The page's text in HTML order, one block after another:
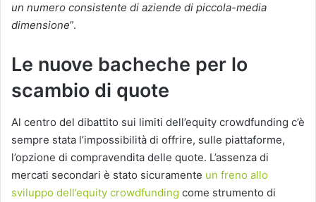
un numero consistente di aziende di piccola-media
dimensione”.
Le nuove bacheche per lo
scambio di quote
Al centro del dibattito sui limiti dell’equity crowdfunding c’è
sempre stata l’impossibilità di offrire, sulle piattaforme,
l’opzione di compravendita delle quote. L’assenza di
mercati secondari è stato sicuramente un freno allo
sviluppo dell’equity crowdfunding come strumento di